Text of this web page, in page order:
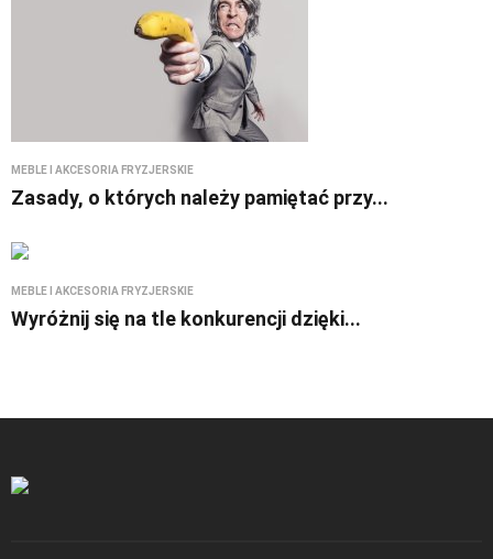
MEBLE I AKCESORIA FRYZJERSKIE
Zasady, o których należy pamiętać przy...
MEBLE I AKCESORIA FRYZJERSKIE
Wyróżnij się na tle konkurencji dzięki...